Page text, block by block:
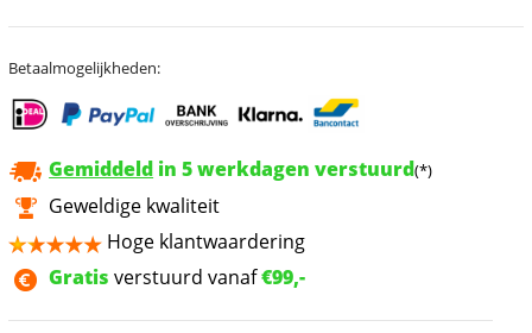
Betaalmogelijkheden:
Gemiddeld in 5 werkdagen verstuurd(*)
Geweldige kwaliteit
Hoge klantwaardering
Gratis verstuurd vanaf€99,-